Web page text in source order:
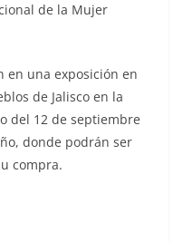
de la Mujer
en una exposición en
de Jalisco en la
del 12 de septiembre
donde podrán ser
compra.